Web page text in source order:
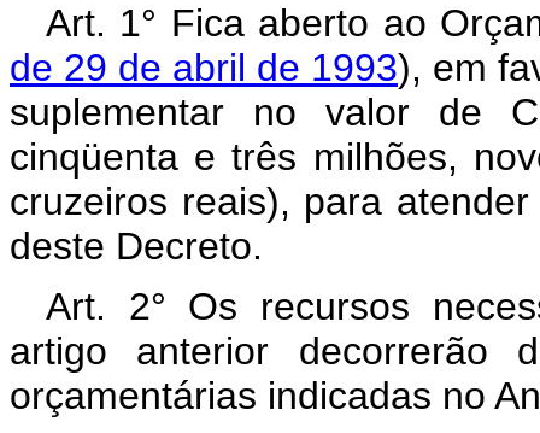
Art. 1° Fica aberto ao
de 29 de abril de 1993), em
suplementar no valor de
cinqüenta e três milhões,
cruzeiros reais), para
deste Decreto.
Art. 2° Os recursos
artigo anterior decorrerão
orçamentárias indicadas no